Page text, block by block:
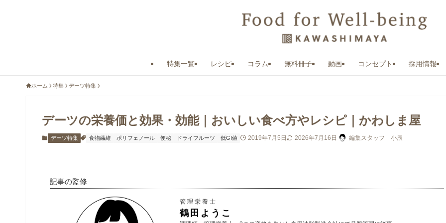
特集一覧 レシピ コラム 無料冊子 動画 コンセプト 採用情報
ホーム 特集 デーツ特集
デーツの栄養価と効果・効能｜おいしい食べ方やレシピ｜かわしま屋
デーツ特集 食物繊維 ポリフェノール 便秘 ドライフルーツ 低GI値 2019年7月5日 2026年7月16日 編集スタッフ 小辰
記事の監修
管理栄養士
鶴田ようこ